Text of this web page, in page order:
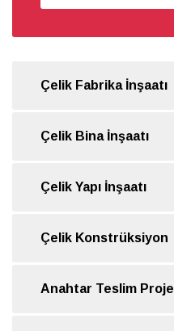
Çelik Fabrika İnşaatı
Çelik Bina İnşaatı
Çelik Yapı İnşaatı
Çelik Konstrüksiyon
Anahtar Teslim Proje